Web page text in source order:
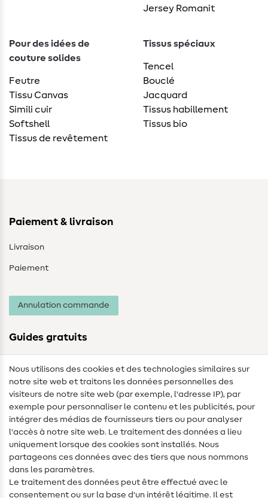
Jersey Romanit
Pour des idées de
couture solides
Feutre
Tissu Canvas
Simili cuir
Softshell
Tissus de revêtement
Tissus spéciaux
Tencel
Bouclé
Jacquard
Tissus habillement
Tissus bio
Paiement & livraison
Livraison
Paiement
Annulation commande
Guides gratuits
Lexique de couture
Tutos de couture
Aide & contact
Contact
Changement de propriétaire
Nous utilisons des cookies et des technologies similaires sur
notre site web et traitons les données personnelles des
visiteurs de notre site web (par exemple, l'adresse IP), par
exemple pour personnaliser le contenu et les publicités, pour
intégrer des médias de fournisseurs tiers ou pour analyser
l'accès à notre site web. Le traitement des données a lieu
uniquement lorsque des cookies sont installés. Nous
partageons ces données avec des tiers que nous nommons
dans les paramètres.
Le traitement des données peut être effectué avec le
consentement ou sur la base d'un intérêt légitime. Il est